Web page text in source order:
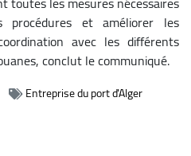
et améliorer les
avec les différents
conclut le communiqué.
Entreprise du port d'Alger